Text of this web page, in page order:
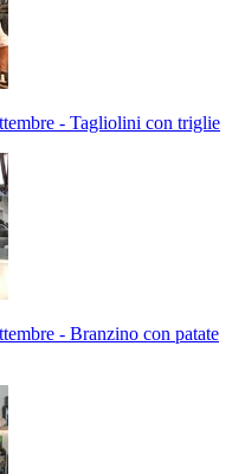
- Tagliolini con triglie
- Branzino con patate